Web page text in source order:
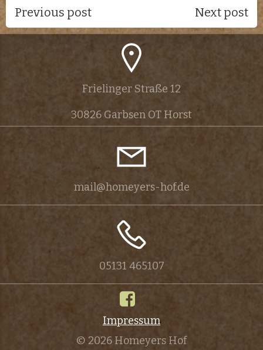
Post
navigation
Previous post
Post Next post
Frielinger Straße 12
30826 Garbsen OT Horst
mail@homeyers-hof.de
05131 465107
Impressum
© 2026 Homeyers Hof